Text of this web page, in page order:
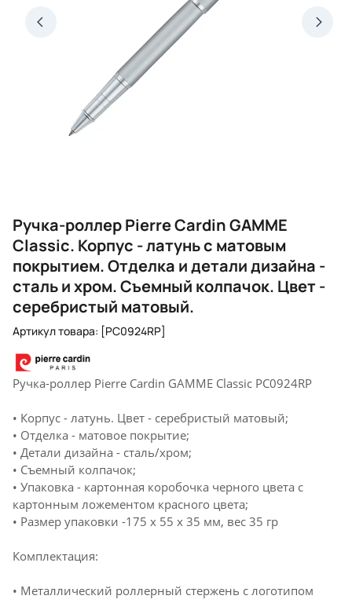
Ручка-роллер Pierre Cardin GAMME
Classic. Корпус - латунь с матовым
покрытием. Отделка и детали дизайна -
сталь и хром. Съемный колпачок. Цвет -
серебристый матовый.
Артикул товара: [PC0924RP]
Ручка-роллер Pierre Cardin GAMME Classic PC0924RP
• Корпус - латунь. Цвет - серебристый матовый;
• Отделка - матовое покрытие;
• Детали дизайна - сталь/хром;
• Съемный колпачок;
• Упаковка - картонная коробочка черного цвета с
картонным ложементом красного цвета;
• Размер упаковки -175 х 55 х 35 мм, вес 35 гр
Комплектация:
• Металлический роллерный стержень с логотипом